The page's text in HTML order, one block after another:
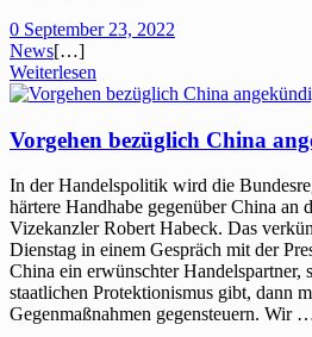
0 September 23, 2022
News[…]
Weiterlesen
Vorgehen bezüglich China
In der Handelspolitik wird die
härtere Handhabe gegenüber China an
Vizekanzler Robert Habeck. Das
Dienstag in einem Gespräch mit der
China ein erwünschter Handelspartner,
staatlichen Protektionismus gibt, dann
Gegenmaßnahmen gegensteuern. Wir